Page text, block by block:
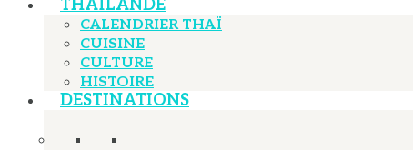
THAÏLANDE
CALENDRIER THAÏ
CUISINE
CULTURE
HISTOIRE
DESTINATIONS